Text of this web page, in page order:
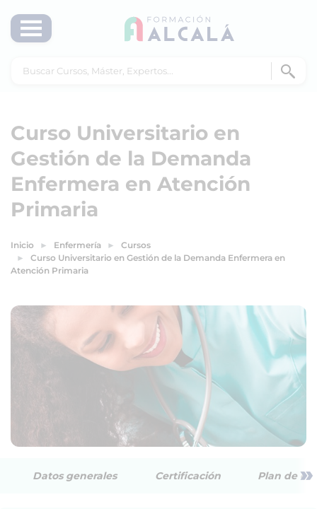
Curso Universitario en
Gestión de la Demanda
Enfermera en Atención
Primaria
Inicio Enfermería
Cursos
Curso Universitario en Gestión de la Demanda Enfermera en
Atención Primaria
Datos generales Certificación Plan de »